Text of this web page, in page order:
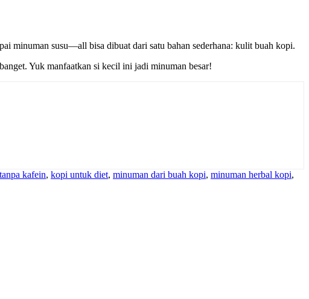
minuman susu—all bisa dibuat dari satu bahan sederhana: kulit buah kopi.
Yuk manfaatkan si kecil ini jadi minuman besar!
kafein, kopi untuk diet, minuman dari buah kopi, minuman herbal kopi,